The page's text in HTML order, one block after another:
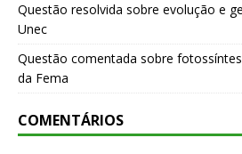
Questão resolvida sobre evolução e
Unec
Questão comentada sobre
da Fema
COMENTÁRIOS